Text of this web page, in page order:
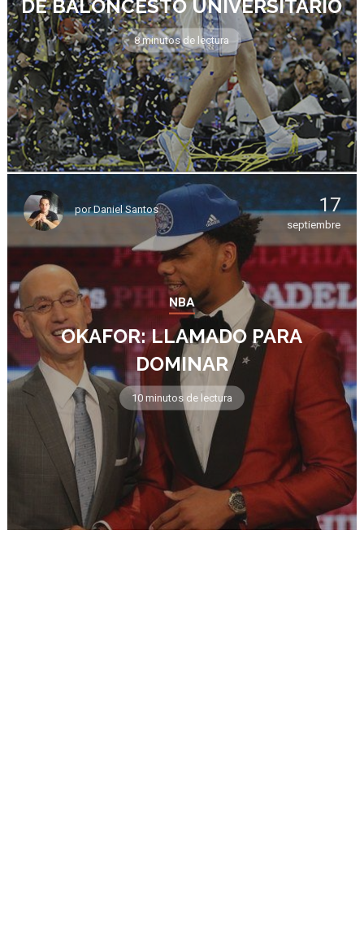
DE BALONCESTO UNIVERSITARIO
8 minutos de lectura
porDaniel Santos 17
septiembre
NBA
OKAFOR: LLAMADO PARA
DOMINAR
10 minutos de lectura